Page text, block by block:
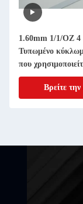
1.60mm 1/1/OZ
Τυπωμένο
που
Βρείτε